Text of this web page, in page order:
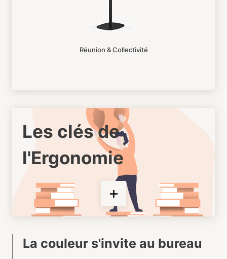
Réunion & Collectivité
Les clés de
l'Ergonomie
La couleur s'invite au bureau